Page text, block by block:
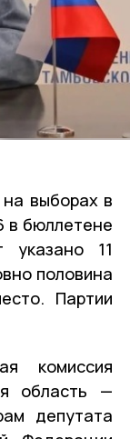
выборах в
в бюллетене
указано 11
половина
Партии
комиссия
область —
депутата